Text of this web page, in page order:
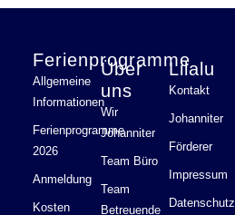
Ferienprogramme
Allgemeine
Informationen
Ferienprogramme
2026
Anmeldung
Kosten
Über
uns
Wir
Johanniter
Team Büro
Team
Betreuende
Lilalu
Kontakt
Johanniter
Förderer
Impressum
Datenschutz